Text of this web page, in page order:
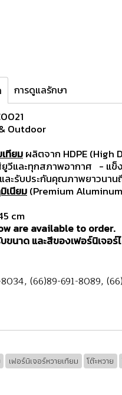
การดูแลรักษา
Outdoor
ทียมผลิตจาก HDPE
วีและทุกสภาพอากาศ - แข็
ละรับประกันคุณภาพยาวนาน
เนียม(Premium
cm
are available to order.
นาด และสีของเฟอร์นิเจอ
, (66)89-691-8089,
เฟอร์นิเจอร์หวายเทียม โต๊ะหวาย